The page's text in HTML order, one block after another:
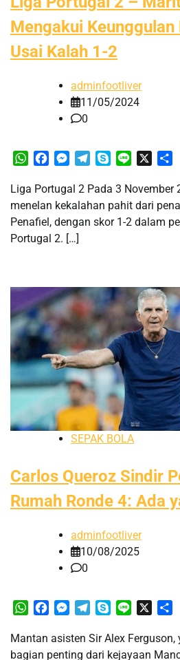
Mengakui Keunggulan
Usai Kalah 1-2
adminfootliver
11/05/2024
0
WhatsApp
FacebookMessenger
TelegramSkypeLine
Liga Portugal 2 Pada 3 November
menelan kekalahan pahit dari
Penafiel, dengan skor 1-2 dalam
Portugal 2. […]
SEPAK BOLA
Carlos Queroz Sindir
Rumah Ronde 4: Ada
adminfootliver
10/08/2025
0
WhatsApp
FacebookMessenger
TelegramSkypeLine
Mantan asisten Sir Alex
bagian penting dari kejayaan